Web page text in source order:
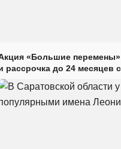
«Большие
рассрочка до 24 месяцев